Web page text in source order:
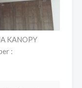
KANOPY
: